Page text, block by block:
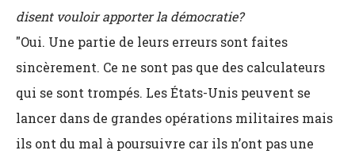
disent vouloir apporter la démocratie?
"Oui. Une partie de leurs erreurs sont faites
sincèrement. Ce ne sont pas que des calculateurs
qui se sont trompés. Les États-Unis peuvent se
lancer dans de grandes opérations militaires mais
ils ont du mal à poursuivre car ils n’ont pas une